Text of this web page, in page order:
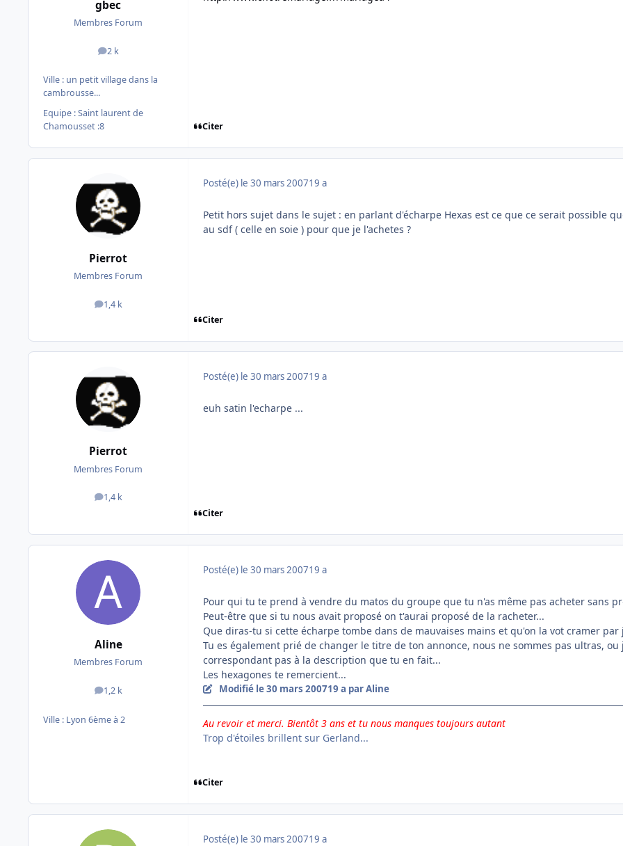
gbec
Membres Forum
2 k
messages
Ville : un petit village dans la
cambrousse...
Equipe : Saint laurent de
Chamousset :8
Citer
Pierrot
Membres Forum
1,4 k
messages
Posté(e) le 30 mars 200719 a
Petit hors sujet dans le sujet : en parlant d'écharpe Hexas est ce que ce serait possible
au sdf ( celle en soie ) pour que je l'achetes ?
Citer
Pierrot
Membres Forum
1,4 k
messages
Posté(e) le 30 mars 200719 a
euh satin l'echarpe ...
Citer
Aline
Membres Forum
1,2 k
messages
Ville : Lyon 6ème à 2
Posté(e) le 30 mars 200719 a
Pour qui tu te prend à vendre du matos du groupe que tu n'as même pas acheter sans
Peut-être que si tu nous avait proposé on t'aurai proposé de la racheter...
Que diras-tu si cette écharpe tombe dans de mauvaises mains et qu'on la vot cramer par
Tu es également prié de changer le titre de ton annonce, nous ne sommes pas ultras,
correspondant pas à la description que tu en fait...
Les hexagones te remercient...
Modifié le 30 mars 200719 a par Aline
Au revoir et merci. Bientôt 3 ans et tu nous manques toujours autant
Trop d'étoiles brillent sur Gerland...
Citer
Posté(e) le 30 mars 200719 a